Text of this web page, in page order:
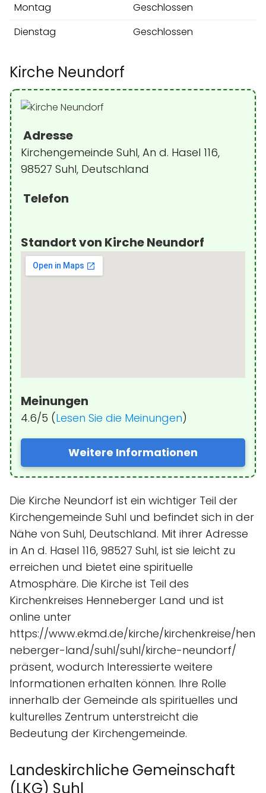
Montag
Geschlossen
Dienstag
Geschlossen
Kirche Neundorf
Adresse
Kirchengemeinde Suhl, An d. Hasel 116,
98527 Suhl, Deutschland
Telefon
Standort von Kirche Neundorf
Meinungen
4.6/5 (Lesen Sie die Meinungen)
Weitere Informationen
Die Kirche Neundorf ist ein wichtiger Teil der
Kirchengemeinde Suhl und befindet sich in der
Nähe von Suhl, Deutschland. Mit ihrer Adresse
in An d. Hasel 116, 98527 Suhl, ist sie leicht zu
erreichen und bietet eine spirituelle
Atmosphäre. Die Kirche ist Teil des
Kirchenkreises Henneberger Land und ist
online unter
https://www.ekmd.de/kirche/kirchenkreise/hen
neberger-land/suhl/suhl/kirche-neundorf/
präsent, wodurch Interessierte weitere
Informationen erhalten können. Ihre Rolle
innerhalb der Gemeinde als spirituelles und
kulturelles Zentrum unterstreicht die
Bedeutung der Kirchengemeinde.
Landeskirchliche Gemeinschaft
(LKG) Suhl